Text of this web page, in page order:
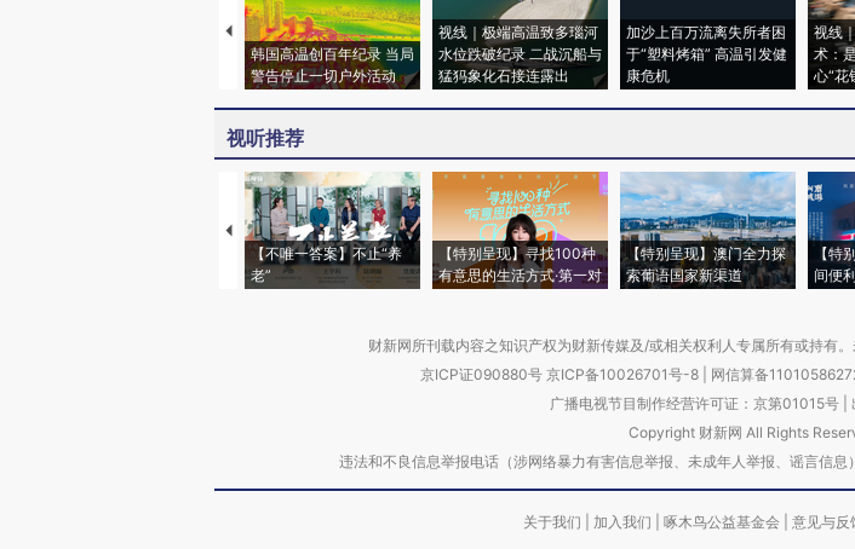
韩国高温创百年纪录 当局
警告停止一切户外活动
视线｜极端高温致多瑙河
水位跌破纪录 二战沉船与
猛犸象化石接连露出
加沙上百万流离失所者困
于“塑料烤箱” 高温引发健
康危机
视线
术：
心“花
视听推荐
【不唯一答案】不止“养
老”
【特别呈现】寻找100种
有意思的生活方式·第一对
【特别呈现】澳门全力探
索葡语国家新渠道
【特
间便
财新网所刊载内容之知识产权为财新传媒及/或相关权利人专属所有或持有
京ICP证090880号 京ICP备10026701号-8 网信算备
广播电视节目制作经营许可证：京第01015号|
Copyright 财新网 All Rights
违法和不良信息举报电话（涉网络暴力有害信息举报、未成年人举报、谣言
关于我们 加入我们 啄木鸟公益基金会 意见与反